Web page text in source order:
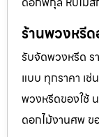
ร้านพวงหรี
รับจัดพวงหรีด ร
แบบ ทุกราคา เ
พวงหรีดของใช้
ดอกไม้งานศพ ข